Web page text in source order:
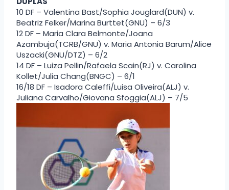
10 DF – Valentina Bast/Sophia Jouglard(DUN) v.
Beatriz Felker/Marina Burttet(GNU) – 6/3
12 DF – Maria Clara Belmonte/Joana
Azambuja(TCRB/GNU) v. Maria Antonia Barum/Alice
Uszacki(GNU/DTZ) – 6/2
14 DF – Luiza Pellin/Rafaela Scain(RJ) v. Carolina
Kollet/Julia Chang(BNGC) – 6/1
16/18 DF – Isadora Caleffi/Luisa Oliveira(ALJ) v.
Juliana Carvalho/Giovana Sfoggia(ALJ) – 7/5